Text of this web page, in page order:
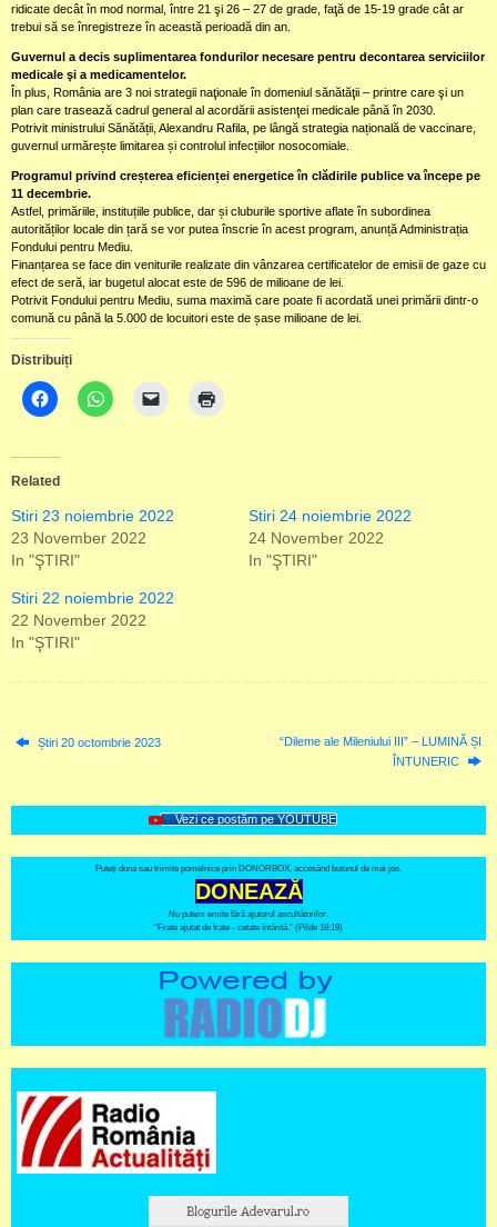
ridicate decât în mod normal, între 21 şi 26 – 27 de grade, faţă de 15-19 grade cât ar
trebui să se înregistreze în această perioadă din an.
Guvernul a decis suplimentarea fondurilor necesare pentru decontarea serviciilor
medicale şi a medicamentelor.
În plus, România are 3 noi strategii naţionale în domeniul sănătăţii – printre care şi un
plan care trasează cadrul general al acordării asistenţei medicale până în 2030.
Potrivit ministrului Sănătății, Alexandru Rafila, pe lângă strategia națională de vaccinare,
guvernul urmărește limitarea și controlul infecțiilor nosocomiale.
Programul privind creșterea eficienței energetice în clădirile publice va începe pe
11 decembrie.
Astfel, primăriile, instituțiile publice, dar și cluburile sportive aflate în subordinea
autorităților locale din țară se vor putea înscrie în acest program, anunță Administrația
Fondului pentru Mediu.
Finanțarea se face din veniturile realizate din vânzarea certificatelor de emisii de gaze cu
efect de seră, iar bugetul alocat este de 596 de milioane de lei.
Potrivit Fondului pentru Mediu, suma maximă care poate fi acordată unei primării dintr-o
comună cu până la 5.000 de locuitori este de șase milioane de lei.
Distribuiți
Related
Stiri 23 noiembrie 2022
23 November 2022
In "ŞTIRI"
Stiri 24 noiembrie 2022
24 November 2022
In "ŞTIRI"
Stiri 22 noiembrie 2022
22 November 2022
In "ŞTIRI"
Știri 20 octombrie 2023
“Dileme ale Mileniului III” – LUMINĂ ȘI
ÎNTUNERIC
Vezi ce postăm pe YOUTUBE
Puteți dona sau trimite pomelnice prin DONORBOX, accesând butonul de mai jos.
DONEAZĂ
Nu putem emite fără ajutorul ascultătorilor.
"Frate ajutat de frate - cetate întărită." (Pilde 18:19)